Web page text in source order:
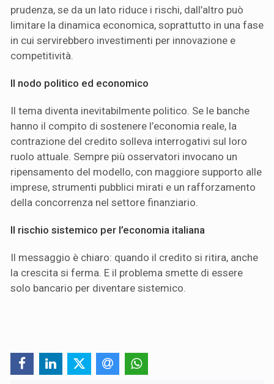
prudenza, se da un lato riduce i rischi, dall’altro può
limitare la dinamica economica, soprattutto in una fase
in cui servirebbero investimenti per innovazione e
competitività.
Il nodo politico ed economico
Il tema diventa inevitabilmente politico. Se le banche
hanno il compito di sostenere l’economia reale, la
contrazione del credito solleva interrogativi sul loro
ruolo attuale. Sempre più osservatori invocano un
ripensamento del modello, con maggiore supporto alle
imprese, strumenti pubblici mirati e un rafforzamento
della concorrenza nel settore finanziario.
Il rischio sistemico per l’economia italiana
Il messaggio è chiaro: quando il credito si ritira, anche
la crescita si ferma. E il problema smette di essere
solo bancario per diventare sistemico.